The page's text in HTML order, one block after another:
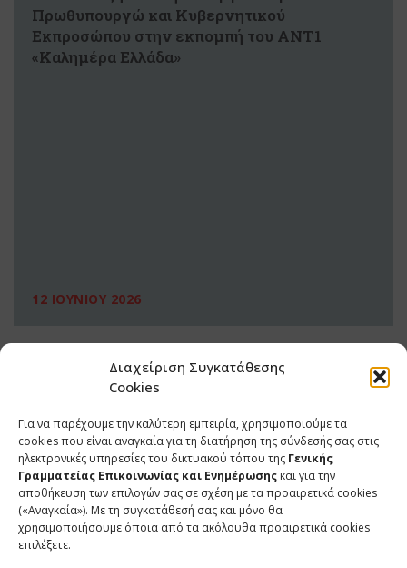
Διαχείριση Συγκατάθεσης
Cookies
Για να παρέχουμε την καλύτερη εμπειρία, χρησιμοποιούμε τα
cookies που είναι αναγκαία για τη διατήρηση της σύνδεσής σας στις
ηλεκτρονικές υπηρεσίες του δικτυακού τόπου της Γενικής
Γραμματείας Επικοινωνίας και Ενημέρωσης και για την
αποθήκευση των επιλογών σας σε σχέση με τα προαιρετικά cookies
(«Αναγκαία»). Με τη συγκατάθεσή σας και μόνο θα
χρησιμοποιήσουμε όποια από τα ακόλουθα προαιρετικά cookies
επιλέξετε.
Πρωθυπουργώ και Κυβερνητικού
Εκπροσώπου στην εκπομπή του ΑΝΤ1
«Καλημέρα Ελλάδα»
12 ΙΟΥΝΙΟΥ 2026
ΕΠΙΚΟΙΝΩΝΙΑ
Φραγκούδη 11 & Αλεξάνδρου Πάντου